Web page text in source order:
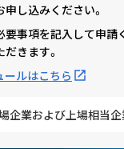
し込みください。
要事項を記入して申請
きます。
ールはこちら
企業および上場相当